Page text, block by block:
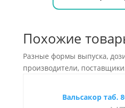
Похожие
Разные формы выпуска,
производители,
Вальсакор таб.